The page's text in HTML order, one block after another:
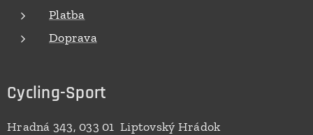
Platba
Doprava
Cycling-Sport
Hradná 343, 033 01 Liptovský Hrádok